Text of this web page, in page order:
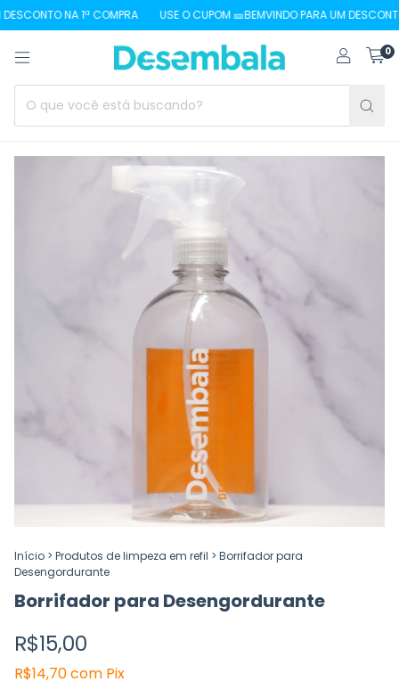
NA 1ª COMPRA USE O CUPOM 🎫BEMVINDO PARA UM
0
Início > Produtos de limpeza em refil > Borrifador para
Desengordurante
Borrifador para Desengordurante
R$15,00
R$14,70com Pix